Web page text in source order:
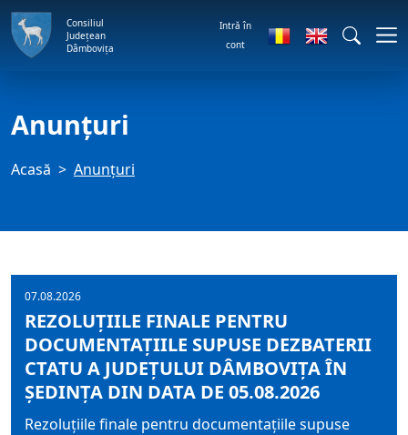
Consiliul
Județean
Dâmbovița
Intră în
cont
Anunţuri
Acasă Anunţuri
07.08.2026
REZOLUȚIILE FINALE PENTRU
DOCUMENTAȚIILE SUPUSE DEZBATERII
CTATU A JUDEȚULUI DÂMBOVIȚA ÎN
ȘEDINȚA DIN DATA DE 05.08.2026
Rezoluțiile finale pentru documentațiile supuse